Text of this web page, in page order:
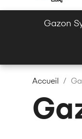
Gazon
Accueil